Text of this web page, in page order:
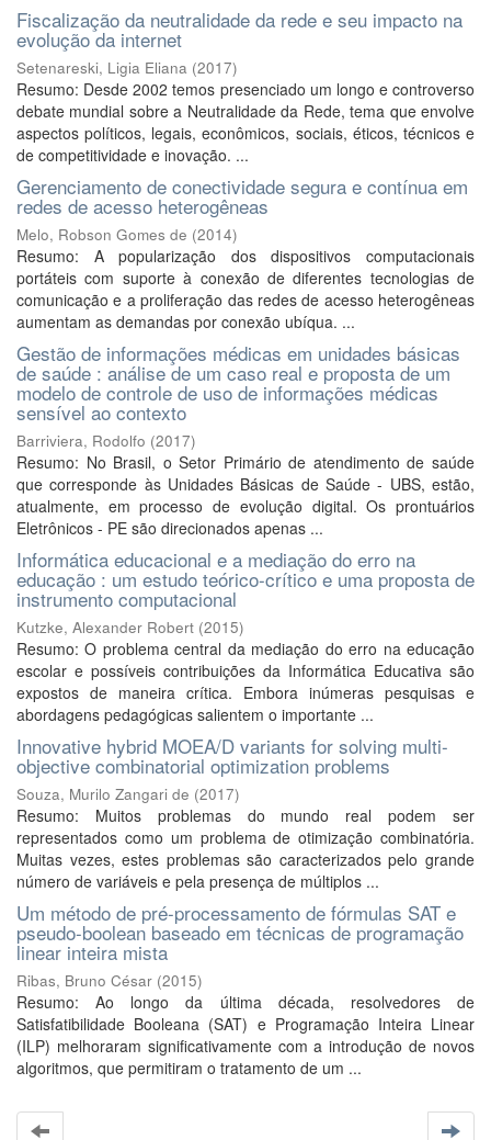
Fiscalização da neutralidade da rede e seu impacto na
evolução da internet
Setenareski, Ligia Eliana (2017)
Resumo: Desde 2002 temos presenciado um longo e controverso
debate mundial sobre a Neutralidade da Rede, tema que envolve
aspectos políticos, legais, econômicos, sociais, éticos, técnicos e
de competitividade e inovação. ...
Gerenciamento de conectividade segura e contínua em
redes de acesso heterogêneas
Melo, Robson Gomes de (2014)
Resumo: A popularização dos dispositivos computacionais
portáteis com suporte à conexão de diferentes tecnologias de
comunicação e a proliferação das redes de acesso heterogêneas
aumentam as demandas por conexão ubíqua. ...
Gestão de informações médicas em unidades básicas
de saúde : análise de um caso real e proposta de um
modelo de controle de uso de informações médicas
sensível ao contexto
Barriviera, Rodolfo (2017)
Resumo: No Brasil, o Setor Primário de atendimento de saúde
que corresponde às Unidades Básicas de Saúde - UBS, estão,
atualmente, em processo de evolução digital. Os prontuários
Eletrônicos - PE são direcionados apenas ...
Informática educacional e a mediação do erro na
educação : um estudo teórico-crítico e uma proposta de
instrumento computacional
Kutzke, Alexander Robert (2015)
Resumo: O problema central da mediação do erro na educação
escolar e possíveis contribuições da Informática Educativa são
expostos de maneira crítica. Embora inúmeras pesquisas e
abordagens pedagógicas salientem o importante ...
Innovative hybrid MOEA/D variants for solving multi-
objective combinatorial optimization problems
Souza, Murilo Zangari de (2017)
Resumo: Muitos problemas do mundo real podem ser
representados como um problema de otimização combinatória.
Muitas vezes, estes problemas são caracterizados pelo grande
número de variáveis e pela presença de múltiplos ...
Um método de pré-processamento de fórmulas SAT e
pseudo-boolean baseado em técnicas de programação
linear inteira mista
Ribas, Bruno César (2015)
Resumo: Ao longo da última década, resolvedores de
Satisfatibilidade Booleana (SAT) e Programação Inteira Linear
(ILP) melhoraram significativamente com a introdução de novos
algoritmos, que permitiram o tratamento de um ...